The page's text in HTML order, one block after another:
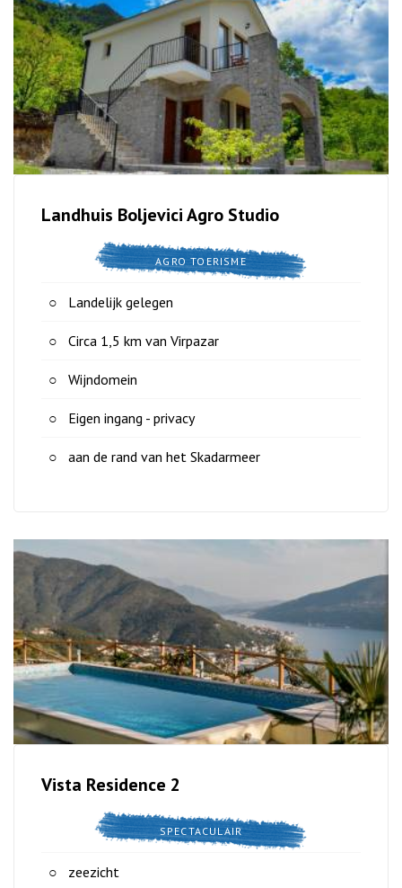
Landhuis Boljevici Agro Studio
AGRO TOERISME
Landelijk gelegen
Circa 1,5 km van Virpazar
Wijndomein
Eigen ingang - privacy
aan de rand van het Skadarmeer
Vista Residence 2
SPECTACULAIR
zeezicht